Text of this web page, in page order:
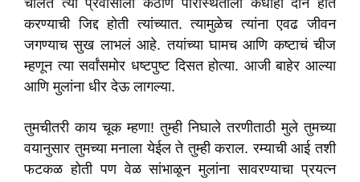
चालत त्या प्रवासाला कठीण परिस्थितीला कधीही दोन हात
करण्याची जिद्द होती त्यांच्यात. त्यामुळेच त्यांना एवढ जीवन
जगण्याच सुख लाभलं आहे. तयांच्या घामच आणि कष्टाचं चीज
म्हणून त्या सर्वांसमोर धष्टपुष्ट दिसत होत्या. आजी बाहेर आल्या
आणि मुलांना धीर देऊ लागल्या.
तुमचीतरी काय चूक म्हणा! तुम्ही निघाले तरणीताठी मुले तुमच्या
वयानुसार तुमच्या मनाला येईल ते तुम्ही कराल. रम्याची आई तशी
फटकळ होती पण वेळ सांभाळून मुलांना सावरण्याचा प्रयत्न